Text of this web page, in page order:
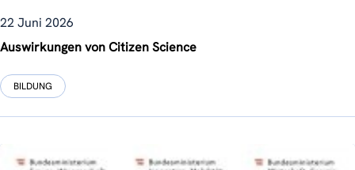
22 Juni 2026
Auswirkungen von Citizen Science
BILDUNG